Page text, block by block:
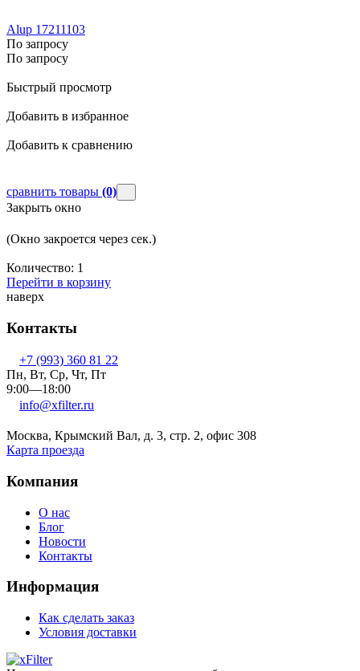
Alup 17211103
По запросу
По запросу
Быстрый просмотр
Добавить в избранное
Добавить к сравнению
сравнить товары (0)
Закрыть окно
(Окно закроется через сек.)
Количество: 1
Перейти в корзину
наверх
Контакты
+7 (993) 360 81 22
Пн, Вт, Ср, Чт, Пт
9:00—18:00
info@xfilter.ru
Москва, Крымский Вал, д. 3, стр. 2, офис 308
Карта проезда
Компания
О нас
Блог
Новости
Контакты
Информация
Как сделать заказ
Условия доставки